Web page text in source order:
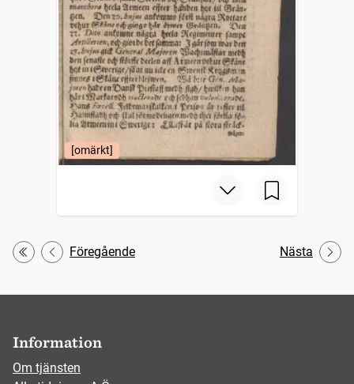
[omärkt]
Första
Föregående Nästa
Information
Om tjänsten